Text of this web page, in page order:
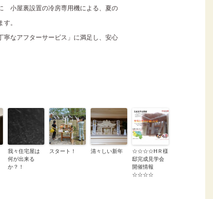
小屋裏設置の冷房専用機による、夏の
。
寧なアフターサービス」に満足し、安心
我々住宅屋は
何が出来る
か？！
スタート！ 清々しい新年
☆☆☆☆HＲ様
邸完成見学会
開催情報
☆☆☆☆